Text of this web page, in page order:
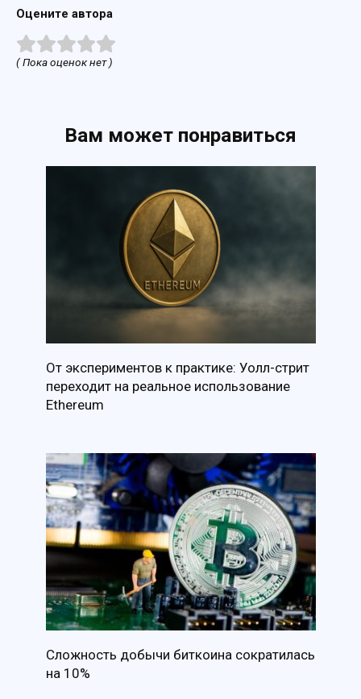
Оцените автора
( Пока оценок нет )
Вам может понравиться
От экспериментов к практике: Уолл-стрит
переходит на реальное использование
Ethereum
Сложность добычи биткоина сократилась
на 10%